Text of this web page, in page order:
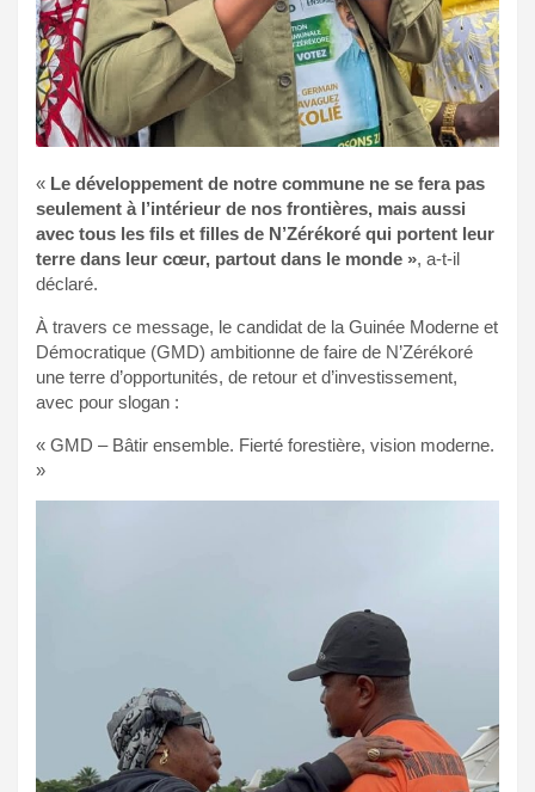
« Le développement de notre commune ne se fera pas
seulement à l’intérieur de nos frontières, mais aussi
avec tous les fils et filles de N’Zérékoré qui portent leur
terre dans leur cœur, partout dans le monde », a-t-il
déclaré.
À travers ce message, le candidat de la Guinée Moderne et
Démocratique (GMD) ambitionne de faire de N’Zérékoré
une terre d’opportunités, de retour et d’investissement,
avec pour slogan :
« GMD – Bâtir ensemble. Fierté forestière, vision moderne.
»